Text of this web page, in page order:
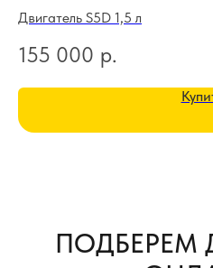
Двигатель S5D 1,5 л
155 000 р.
ПОДБЕРЕМ